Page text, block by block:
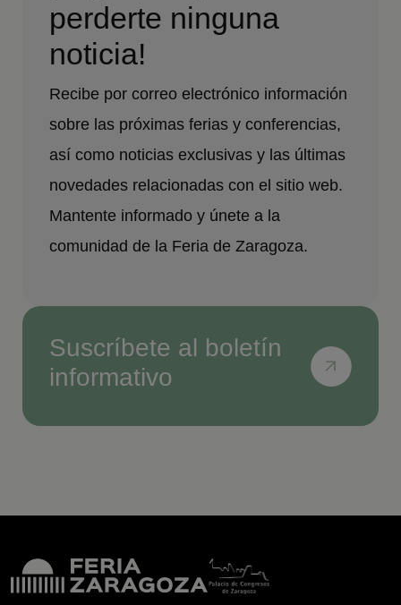
perderte ninguna
noticia!
Recibe por correo electrónico información
sobre las próximas ferias y conferencias,
así como noticias exclusivas y las últimas
novedades relacionadas con el sitio web.
Mantente informado y únete a la
comunidad de la Feria de Zaragoza.
Suscríbete al boletín
informativo